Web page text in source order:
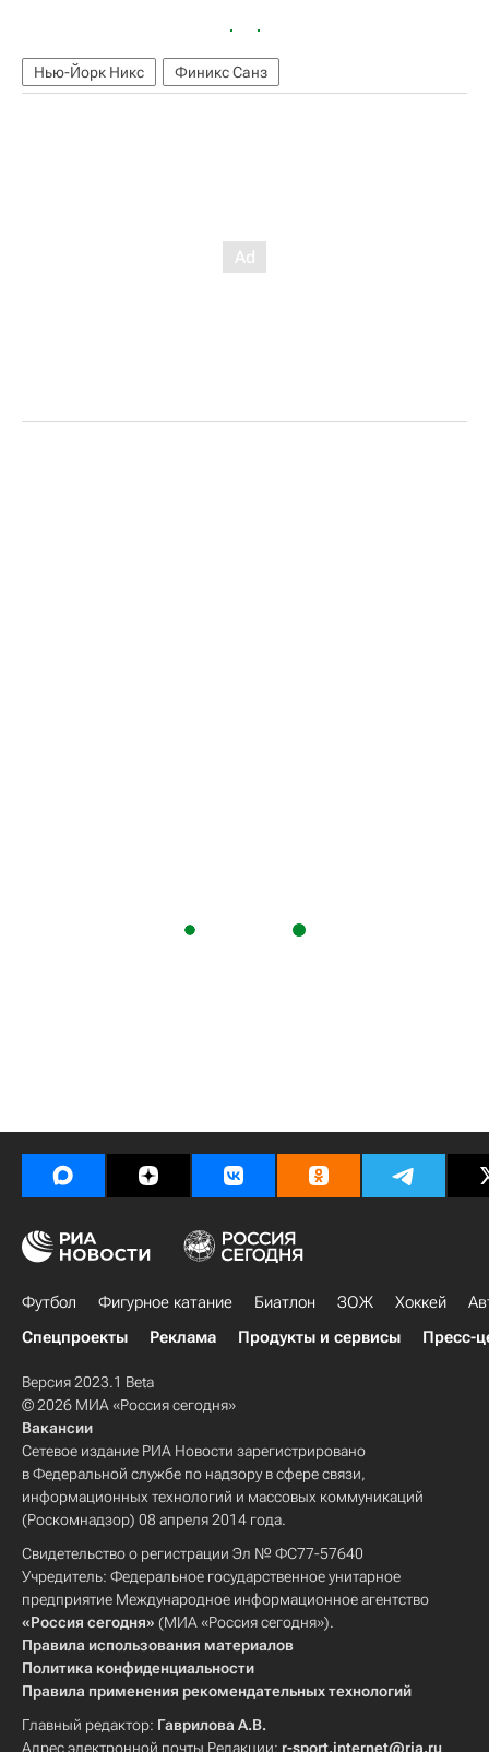
Нью-Йорк Никс Финикс Санз
Футбол Фигурное катание Биатлон ЗОЖ Хоккей
Спецпроекты
Реклама Продукты и сервисы Пресс-
Версия 2023.1 Beta
© 2026 МИА «Россия сегодня»
Вакансии
Сетевое издание РИА Новости зарегистрировано
в Федеральной службе по надзору в сфере связи,
информационных технологий и массовых коммуникаций
(Роскомнадзор) 08 апреля 2014 года.
Свидетельство о регистрации Эл № ФС77-57640
Учредитель: Федеральное государственное унитарное
предприятие Международное информационное агентство
«Россия сегодня» (МИА «Россия сегодня»).
Правила использования материалов
Политика конфиденциальности
Правила применения рекомендательных технологий
Главный редактор: Гаврилова А.В.
Адрес электронной почты Редакции: r-sport.internet@ria.ru